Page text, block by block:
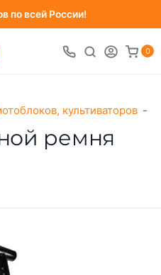
по всей России!
0
культиваторов
ремня